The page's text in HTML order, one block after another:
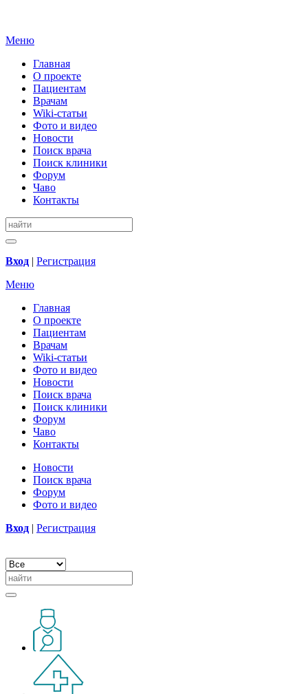
Меню
Главная
О проекте
Пациентам
Врачам
Wiki-статьи
Фото и видео
Новости
Поиск врача
Поиск клиники
Форум
Чаво
Контакты
Вход | Регистрация
Меню
Главная
О проекте
Пациентам
Врачам
Wiki-статьи
Фото и видео
Новости
Поиск врача
Поиск клиники
Форум
Чаво
Контакты
Новости
Поиск врача
Форум
Фото и видео
Вход | Регистрация